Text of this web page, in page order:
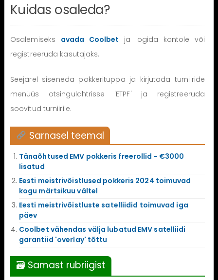
Kuidas osaleda?
Osalemiseks avada Coolbet ja logida kontole või
registreeruda kasutajaks.
Seejärel siseneda pokkerituppa ja kirjutada turniiride
menüüs otsingulahtrisse 'ETPF' ja registreeruda
soovitud turniirile.
Sarnasel teemal
Tänaõhtused EMV pokkeris freerollid - €3000
lisatud
Eesti meistrivõistlused pokkeris 2024 toimuvad
kogu märtsikuu vältel
Eesti meistrivõistluste satelliidid toimuvad iga
päev
Coolbet vähendas välja lubatud EMV satelliidi
garantiid 'overlay' tõttu
🗃 Samast rubriigist